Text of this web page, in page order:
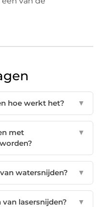
hoe werkt het? ▼
met
▼
watersnijden? ▼
lasersnijden? ▼